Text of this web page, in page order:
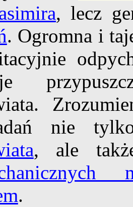
, lecz
. Ogromna i
nie
, ale
.